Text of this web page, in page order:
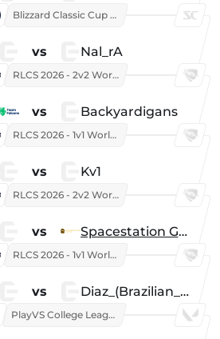
Blizzard Classic Cup 2026
vs Nal_rA
RLCS 2026 - 2v2 World Championship
vs Backyardigans
RLCS 2026 - 1v1 World Championship
vs Kv1
RLCS 2026 - 2v2 World Championship
vs Spacestation Gaming
RLCS 2026 - 1v1 World Championship
vs Diaz_(Brazilian_Player)
PlayVS College League 2025: Fall